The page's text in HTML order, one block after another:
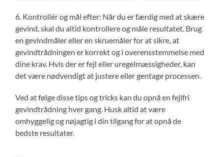
6. Kontrollér og mål efter: Når du er færdig med at skære
gevind, skal du altid kontrollere og måle resultatet. Brug
en gevindmåler eller en skruemåler for at sikre, at
gevindtrådningen er korrekt og i overensstemmelse med
dine krav. Hvis der er fejl eller uregelmæssigheder, kan
det være nødvendigt at justere eller gentage processen.
Ved at følge disse tips og tricks kan du opnå en fejlfri
gevindtrådning hver gang. Husk altid at være
omhyggelig og nøjagtig i din tilgang for at opnå de
bedste resultater.